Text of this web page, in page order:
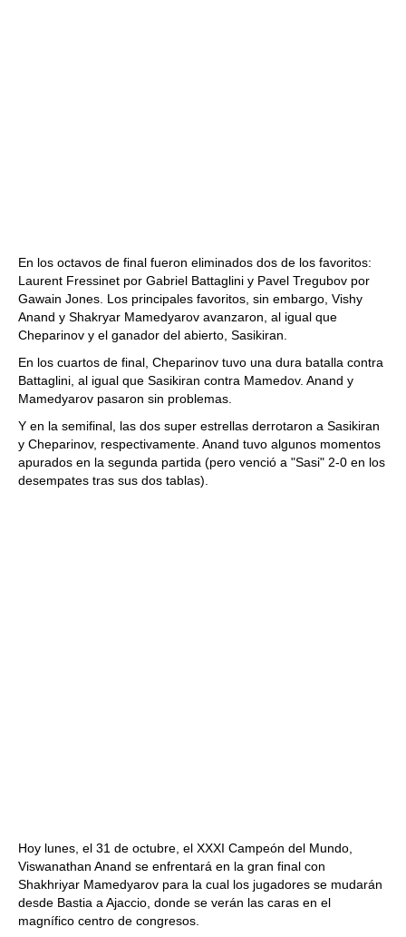
En los octavos de final fueron eliminados dos de los favoritos:
Laurent Fressinet por Gabriel Battaglini y Pavel Tregubov por
Gawain Jones. Los principales favoritos, sin embargo, Vishy
Anand y Shakryar Mamedyarov avanzaron, al igual que
Cheparinov y el ganador del abierto, Sasikiran.
En los cuartos de final, Cheparinov tuvo una dura batalla contra
Battaglini, al igual que Sasikiran contra Mamedov. Anand y
Mamedyarov pasaron sin problemas.
Y en la semifinal, las dos super estrellas derrotaron a Sasikiran
y Cheparinov, respectivamente. Anand tuvo algunos momentos
apurados en la segunda partida (pero venció a "Sasi" 2-0 en los
desempates tras sus dos tablas).
Hoy lunes, el 31 de octubre, el XXXI Campeón del Mundo,
Viswanathan Anand se enfrentará en la gran final con
Shakhriyar Mamedyarov para la cual los jugadores se mudarán
desde Bastia a Ajaccio, donde se verán las caras en el
magnífico centro de congresos.